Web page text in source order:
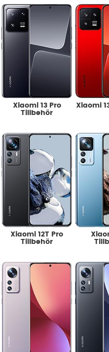
Xiaomi 13 Pro
Tillbehör
Xiaomi
Xiaomi 12T Pro
Tillbehör